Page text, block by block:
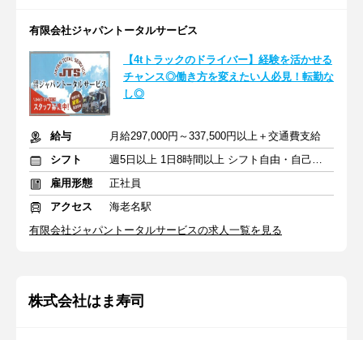
有限会社ジャパントータルサービス
【4tトラックのドライバー】経験を活かせる
チャンス◎働き方を変えたい人必見！転勤な
し◎
給与
月給297,000円～337,500円以上＋交通費支給
シフト
週5日以上 1日8時間以上 シフト自由・自己申告
雇用形態
正社員
アクセス
海老名駅
有限会社ジャパントータルサービスの求人一覧を見る
株式会社はま寿司